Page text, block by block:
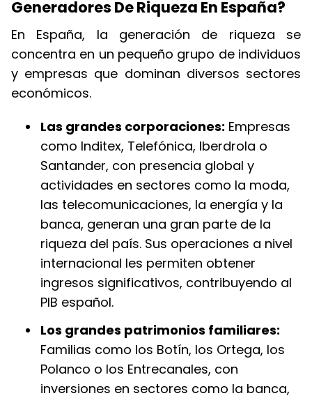
Generadores De Riqueza En España?
En España, la generación de riqueza se
concentra en un pequeño grupo de individuos
y empresas que dominan diversos sectores
económicos.
Las grandes corporaciones: Empresas
como Inditex, Telefónica, Iberdrola o
Santander, con presencia global y
actividades en sectores como la moda,
las telecomunicaciones, la energía y la
banca, generan una gran parte de la
riqueza del país. Sus operaciones a nivel
internacional les permiten obtener
ingresos significativos, contribuyendo al
PIB español.
Los grandes patrimonios familiares:
Familias como los Botín, los Ortega, los
Polanco o los Entrecanales, con
inversiones en sectores como la banca,